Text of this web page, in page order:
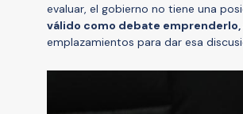
evaluar, el gobierno no tiene una
válido como debate emprenderlo,
emplazamientos para dar esa